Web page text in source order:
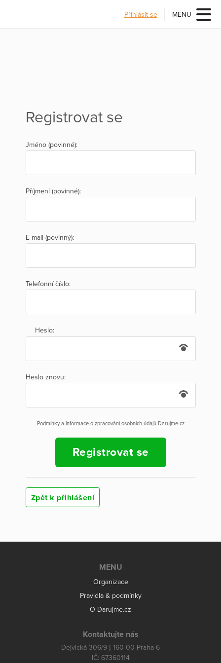
Přihlásit se MENU
Registrovat se
Jméno (povinné):
Příjmení (povinné):
E-mail (povinný):
Telefonní číslo:
Heslo:
Heslo znovu:
Podmínky a informace o zpracování osobních údajů Darujme.cz
Registrovat se
Zpět k přihlášení
MENU
Organizace
Pravidla & podmínky
O Darujme.cz
Kontaktujte nás
Dejvická 306/9 | 160 00 Praha 6
IČ: 67360114